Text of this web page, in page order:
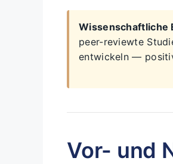
Wissenschaftliche
peer-reviewte
entwickeln —
Vor- und